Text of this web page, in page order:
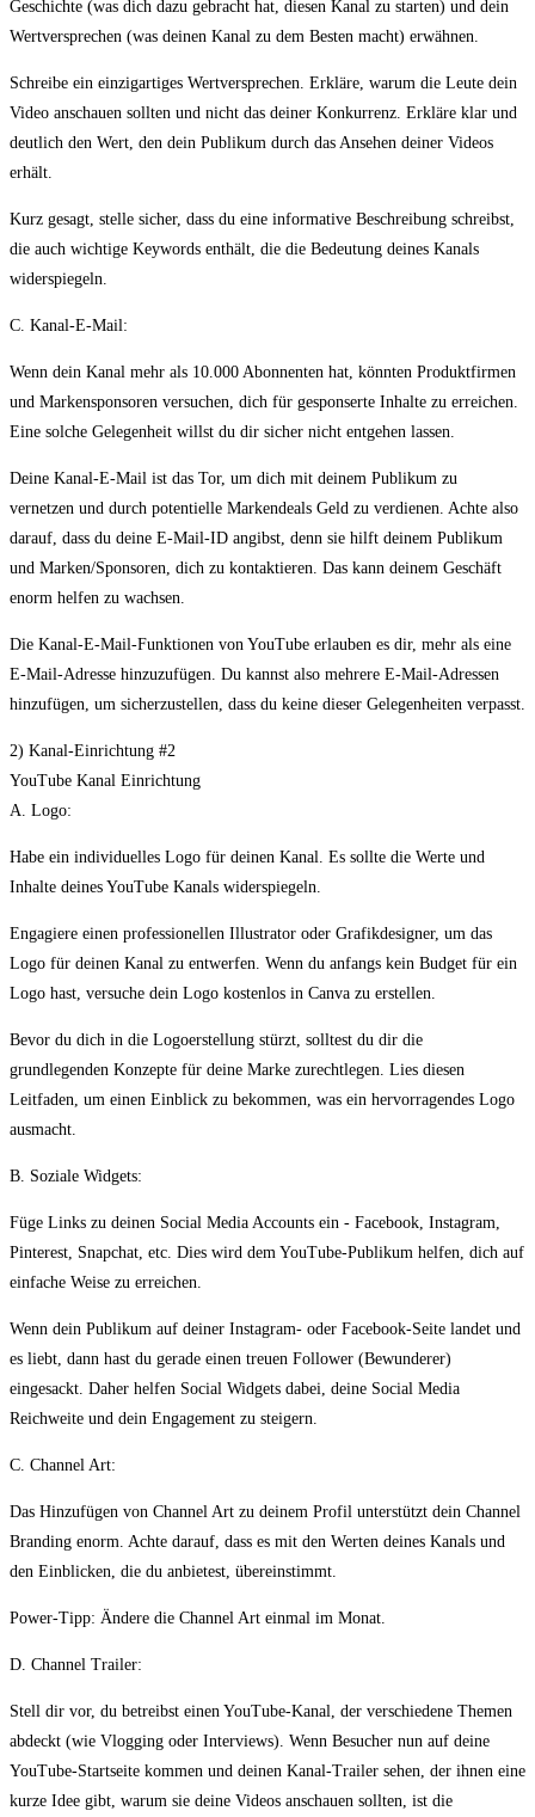
Geschichte (was dich dazu gebracht hat, diesen Kanal zu starten) und dein
Wertversprechen (was deinen Kanal zu dem Besten macht) erwähnen.
Schreibe ein einzigartiges Wertversprechen. Erkläre, warum die Leute dein
Video anschauen sollten und nicht das deiner Konkurrenz. Erkläre klar und
deutlich den Wert, den dein Publikum durch das Ansehen deiner Videos
erhält.
Kurz gesagt, stelle sicher, dass du eine informative Beschreibung schreibst,
die auch wichtige Keywords enthält, die die Bedeutung deines Kanals
widerspiegeln.
C. Kanal-E-Mail:
Wenn dein Kanal mehr als 10.000 Abonnenten hat, könnten Produktfirmen
und Markensponsoren versuchen, dich für gesponserte Inhalte zu erreichen.
Eine solche Gelegenheit willst du dir sicher nicht entgehen lassen.
Deine Kanal-E-Mail ist das Tor, um dich mit deinem Publikum zu
vernetzen und durch potentielle Markendeals Geld zu verdienen. Achte also
darauf, dass du deine E-Mail-ID angibst, denn sie hilft deinem Publikum
und Marken/Sponsoren, dich zu kontaktieren. Das kann deinem Geschäft
enorm helfen zu wachsen.
Die Kanal-E-Mail-Funktionen von YouTube erlauben es dir, mehr als eine
E-Mail-Adresse hinzuzufügen. Du kannst also mehrere E-Mail-Adressen
hinzufügen, um sicherzustellen, dass du keine dieser Gelegenheiten verpasst.
2) Kanal-Einrichtung #2
YouTube Kanal Einrichtung
A. Logo:
Habe ein individuelles Logo für deinen Kanal. Es sollte die Werte und
Inhalte deines YouTube Kanals widerspiegeln.
Engagiere einen professionellen Illustrator oder Grafikdesigner, um das
Logo für deinen Kanal zu entwerfen. Wenn du anfangs kein Budget für ein
Logo hast, versuche dein Logo kostenlos in Canva zu erstellen.
Bevor du dich in die Logoerstellung stürzt, solltest du dir die
grundlegenden Konzepte für deine Marke zurechtlegen. Lies diesen
Leitfaden, um einen Einblick zu bekommen, was ein hervorragendes Logo
ausmacht.
B. Soziale Widgets:
Füge Links zu deinen Social Media Accounts ein - Facebook, Instagram,
Pinterest, Snapchat, etc. Dies wird dem YouTube-Publikum helfen, dich auf
einfache Weise zu erreichen.
Wenn dein Publikum auf deiner Instagram- oder Facebook-Seite landet und
es liebt, dann hast du gerade einen treuen Follower (Bewunderer)
eingesackt. Daher helfen Social Widgets dabei, deine Social Media
Reichweite und dein Engagement zu steigern.
C. Channel Art:
Das Hinzufügen von Channel Art zu deinem Profil unterstützt dein Channel
Branding enorm. Achte darauf, dass es mit den Werten deines Kanals und
den Einblicken, die du anbietest, übereinstimmt.
Power-Tipp: Ändere die Channel Art einmal im Monat.
D. Channel Trailer:
Stell dir vor, du betreibst einen YouTube-Kanal, der verschiedene Themen
abdeckt (wie Vlogging oder Interviews). Wenn Besucher nun auf deine
YouTube-Startseite kommen und deinen Kanal-Trailer sehen, der ihnen eine
kurze Idee gibt, warum sie deine Videos anschauen sollten, ist die